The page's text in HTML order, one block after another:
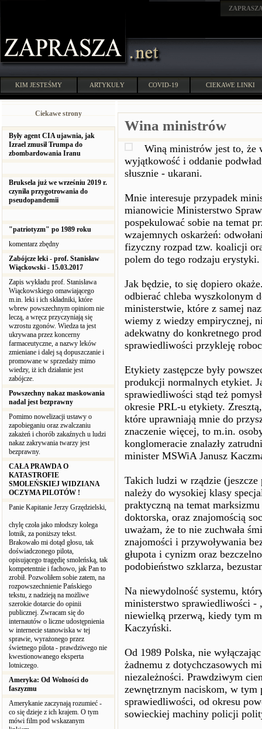
KIM JESTEŚMY ARTYKUŁY COVID-19 CIEKAWE LINKI
Ciekawe strony
Były agent CIA ujawnia, jak
Izrael zmusił Trumpa do
zbombardowania Iranu
Bruksela już we wrześniu 2019 r.
czyniła przygotrowania do
pseudopandemii
"patriotyzm" po 1989 roku
komentarz zbędny
Zabójcze leki - prof. Stanisław
Wiąckowski - 15.03.2017
Zapis wykładu prof. Stanisława
Wiąckowskiego omawiającego
m.in. leki i ich składniki, które
wbrew powszechnym opiniom nie
leczą, a wręcz przyczyniają się
wzrostu zgonów. Wiedza ta jest
ukrywana przez koncerny
farmaceutyczne, a nazwy leków
zmieniane i dalej są dopuszczanie i
promowane w sprzedaży mimo
wiedzy, iż ich działanie jest
zabójcze.
Powszechny nakaz maskowania
nadal jest bezprawny
Pomimo nowelizacji ustawy o
zapobieganiu oraz zwalczaniu
zakażeń i chorób zakaźnych u ludzi
nakaz zakrywania twarzy jest
bezprawny.
CAŁA PRAWDA O
KATASTROFIE
SMOLEŃSKIEJ WIDZIANA
OCZYMA PILOTÓW !
Panie Kapitanie Jerzy Grzędzielski,
chylę czoła jako młodszy kolega
lotnik, za poniższy tekst.
Brakowało mi dotąd głosu, tak
doświadczonego pilota,
opisującego tragędię smoleńską, tak
kompetentnie i fachowo, jak Pan to
zrobił. Pozwoliłem sobie zatem, na
rozpowszechnienie Pańskiego
tekstu, z nadzieją na możliwe
szerokie dotarcie do opinii
publicznej. Zwracam się do
internautów o liczne udostępnienia
w internecie stanowiska w tej
sprawie, wyrażonego przez
świetnego pilota - prawdziwego nie
kwestionowanego eksperta
lotniczego.
Ameryka: Od Wolności do
faszyzmu
Amerykanie zaczynają rozumieć -
co się dzieje z ich krajem. O tym
mówi film pod wskazanym
Wina ministrów
Winą ministrów jest to, że
wyjątkowość i oddanie
słusznie - ukarani.
Mnie interesuje przypadek
mianowicie Ministerstwo
pospekulować sobie na temat
wzajemnych oskarżeń:
fizyczny rozpad tzw. koalicji
polem do tego rodzaju erystyki.
Jak będzie, to się dopiero
odbierać chleba wyszkolonym
ministerstwie, które z samej
wiemy z wiedzy empirycznej,
adekwatny do konkretnego
sprawiedliwości przykleję
Etykiety zastępcze były
produkcji normalnych etykiet.
sprawiedliwości stąd też
okresie PRL-u etykiety.
które uprawniają mnie do
znaczenie więcej, to m.in.
konglomeracie znalazły
minister MSWiA Janusz
Takich ludzi w rządzie (jeszcze
należy do wysokiej klasy
praktyczną na temat
doktorska, oraz znajomością
uważam, że to nie zuchwała
znajomości i przywoływania
głupota i cynizm oraz
podobieństwo szklarza,
Na niewydolność systemu,
ministerstwo sprawiedliwości -
niewielką przerwą, kiedy tym
Kaczyński.
Od 1989 Polska, nie
żadnemu z dotychczasowych
niezależności. Prawdziwym
zewnętrznym naciskom, w
sprawiedliwości, od okresu
sowieckiej machiny policji